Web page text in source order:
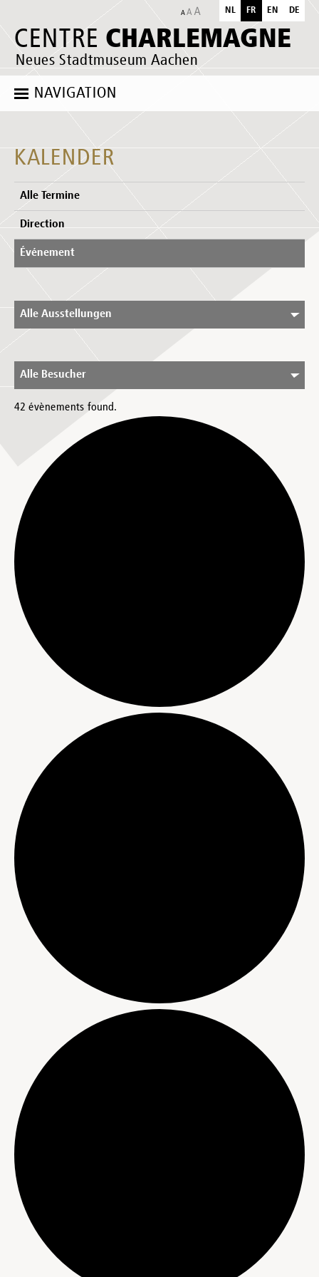
CENTRE CHARLEMAGNE
Neues Stadtmuseum Aachen
NL FR EN DE
NAVIGATION
KALENDER
Alle Termine
Direction
Événement
Alle Ausstellungen
Alle Besucher
42 évènements found.